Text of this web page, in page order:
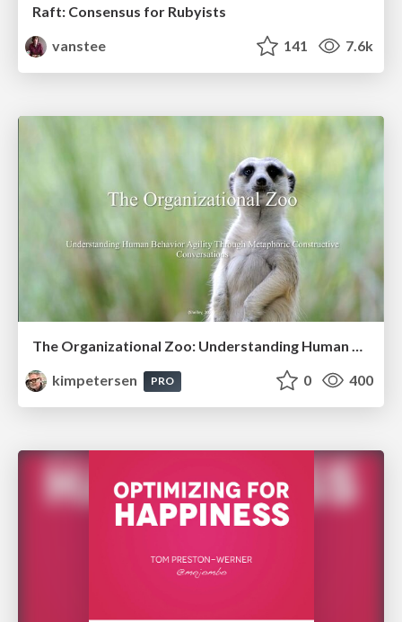
Raft: Consensus for Rubyists
vanstee
141 7.6k
The Organizational Zoo: Understanding Human Behavior Agility Through Metaphoric Constructive Conversations (based on the works of Arthur Shelley, Ph.D)
kimpetersen
PRO 0 400